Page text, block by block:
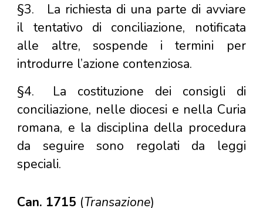
§3.
La richiesta di una parte di avviare
il tentativo di conciliazione, notificata
alle altre, sospende i termini per
introdurre l’azione contenziosa.
§4.
La costituzione dei consigli di
conciliazione, nelle diocesi e nella Curia
romana, e la disciplina della procedura
da seguire sono regolati da leggi
speciali.
Can. 1715 (Transazione)